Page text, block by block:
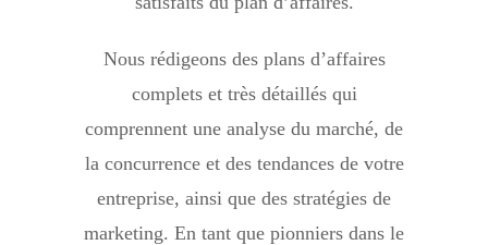
Nous rédigeons des plans d’affaires
complets et très détaillés qui
comprennent une analyse du marché, de
la concurrence et des tendances de votre
entreprise, ainsi que des stratégies de
marketing. En tant que pionniers dans le